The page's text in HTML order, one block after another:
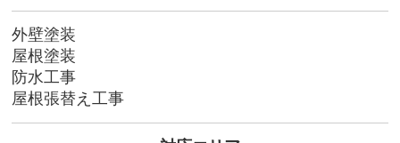
外壁塗装
屋根塗装
防水工事
屋根張替え工事